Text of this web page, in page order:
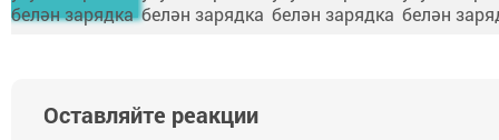
Оставляйте реакции